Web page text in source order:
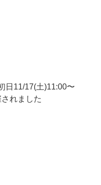
日11/17(土)11:00〜
れました